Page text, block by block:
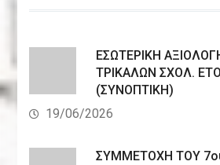
ΕΣΩΤΕΡΙΚΗ
ΤΡΙΚΑΛΩΝ ΣΧΟΛ.
(ΣΥΝΟΠΤΙΚΗ)
19/06/2026
ΣΥΜΜΕΤΟΧΗ ΤΟΥ